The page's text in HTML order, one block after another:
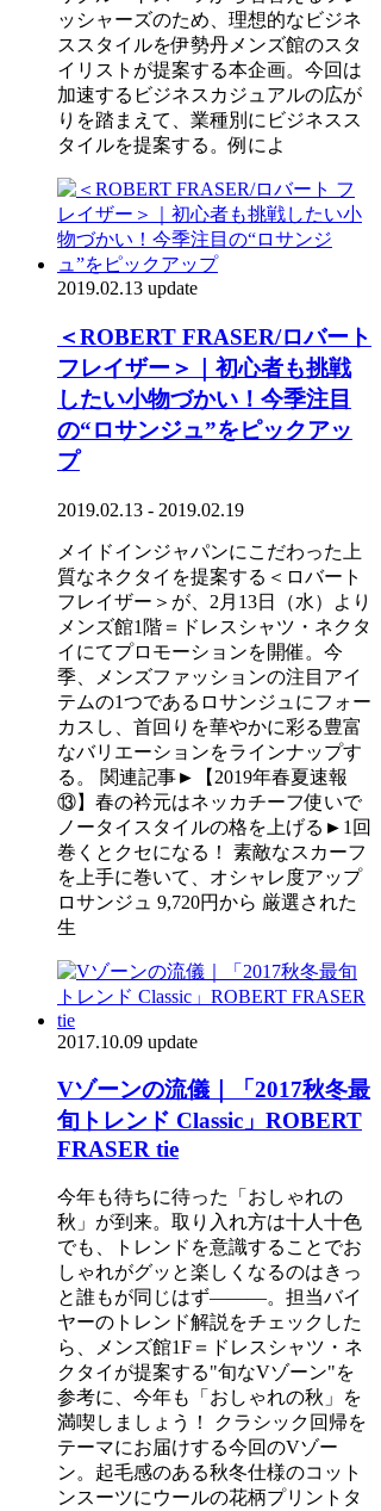
ッシャーズのため、理想的なビジネ
ススタイルを伊勢丹メンズ館のスタ
イリストが提案する本企画。今回は
加速するビジネスカジュアルの広が
りを踏まえて、業種別にビジネスス
タイルを提案する。例によ
2019.02.13 update
＜ROBERT FRASER/ロバート
フレイザー＞｜初心者も挑戦
したい小物づかい！今季注目
の“ロサンジュ”をピックアッ
プ
2019.02.13 - 2019.02.19
メイドインジャパンにこだわった上
質なネクタイを提案する＜ロバート
フレイザー＞が、2月13日（水）より
メンズ館1階＝ドレスシャツ・ネクタ
イにてプロモーションを開催。今
季、メンズファッションの注目アイ
テムの1つであるロサンジュにフォー
カスし、首回りを華やかに彩る豊富
なバリエーションをラインナップす
る。 関連記事►【2019年春夏速報
⑬】春の衿元はネッカチーフ使いで
ノータイスタイルの格を上げる►1回
巻くとクセになる！ 素敵なスカーフ
を上手に巻いて、オシャレ度アップ
ロサンジュ 9,720円から 厳選された
生
2017.10.09 update
Vゾーンの流儀｜「2017秋冬最
旬トレンド Classic」ROBERT
FRASER tie
今年も待ちに待った「おしゃれの
秋」が到来。取り入れ方は十人十色
でも、トレンドを意識することでお
しゃれがグッと楽しくなるのはきっ
と誰もが同じはず―――。担当バイ
ヤーのトレンド解説をチェックした
ら、メンズ館1F＝ドレスシャツ・ネ
クタイが提案する"旬なVゾーン"を
参考に、今年も「おしゃれの秋」を
満喫しましょう！ クラシック回帰を
テーマにお届けする今回のVゾー
ン。起毛感のある秋冬仕様のコット
ンスーツにウールの花柄プリントタ